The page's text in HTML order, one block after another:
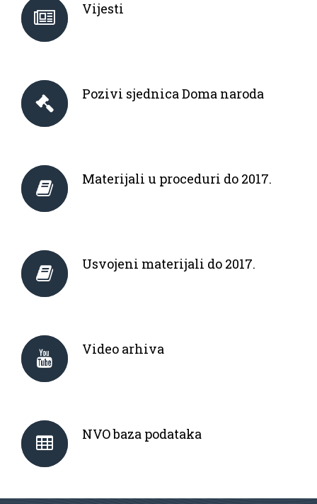
Vijesti
Pozivi sjednica Doma naroda
Materijali u proceduri do 2017.
Usvojeni materijali do 2017.
Video arhiva
NVO baza podataka